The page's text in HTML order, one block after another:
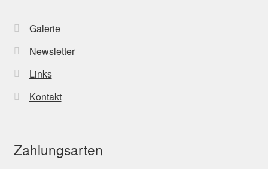
Galerie
Newsletter
Links
Kontakt
Zahlungsarten